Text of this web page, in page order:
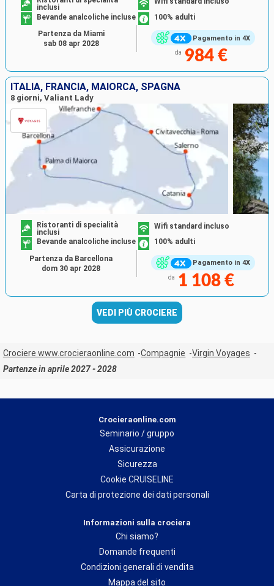
Pagamento in 4X
inclusi
Bevande analcoliche incluse
100% adulti
da 984 €
Partenza da Miami
sab 08 apr 2028
ITALIA, FRANCIA, MAIORCA, SPAGNA
8 giorni, Valiant Lady
Pagamento in 4X
Ristoranti di specialità
inclusi
Wifi standard incluso
Bevande analcoliche incluse
100% adulti
da 1 108 €
Partenza da Barcellona
dom 30 apr 2028
VEDI PIÙ CROCIERE
Crociere www.crocieraonline.com Compagnie
Virgin Voyages
Partenze in aprile 2027 - 2028
Crocieraonline.com
Seminario / gruppo
Assicurazione
Sicurezza
Cookie CRUISELINE
Carta di protezione dei dati personali
Informazioni sulla crociera
Chi siamo?
Domande frequenti
Condizioni generali di vendita
Mappa del sito